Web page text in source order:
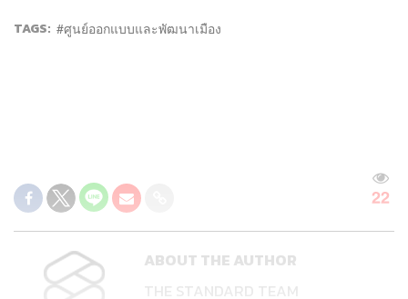
TAGS: ศูนย์ออกแบบและพัฒนาเมือง
22
ABOUT THE AUTHOR